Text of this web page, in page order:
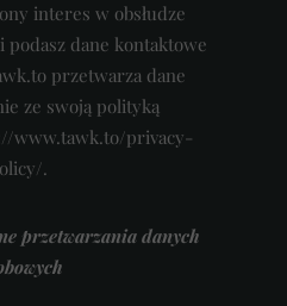
interes w obsłudze
podasz dane kontaktowe
przetwarza dane
ze swoją polityką
www.tawk.to/privacy-
.
przetwarzania danych